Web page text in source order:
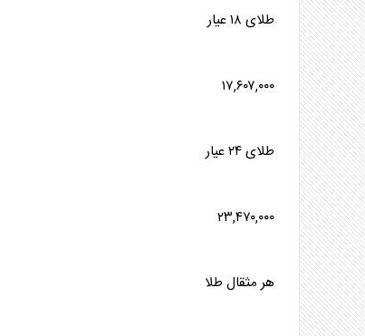
طلای ۱۸ عیار
۱۷,۶۰۷,۰۰۰
طلای ۲۴ عیار
۲۳,۴۷۰,۰۰۰
هر مثقال طلا